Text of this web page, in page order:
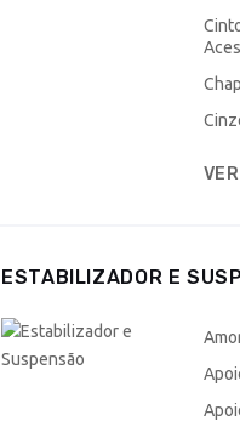
ESTABILIZADOR E